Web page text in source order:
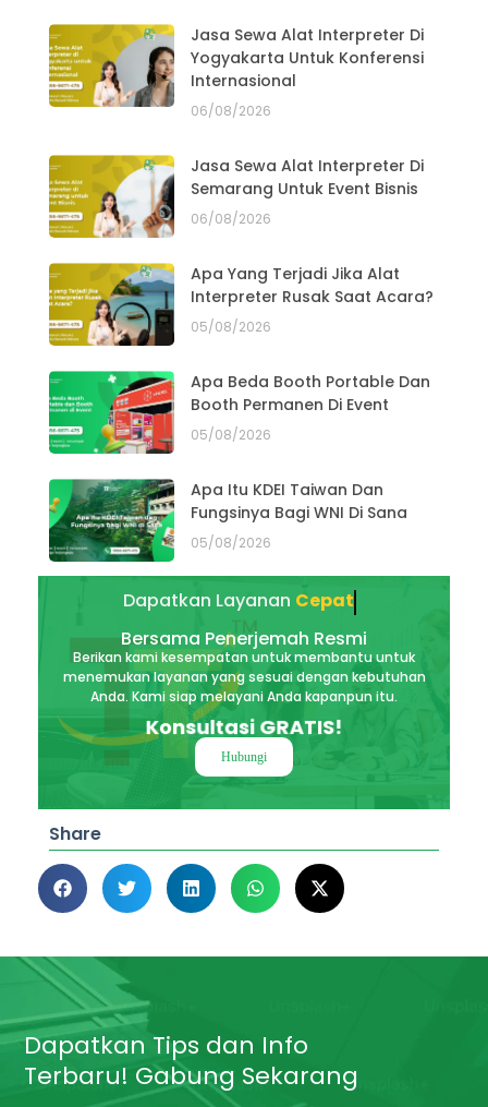
Jasa Sewa Alat Interpreter Di
Yogyakarta Untuk Konferensi
Internasional
06/08/2026
Jasa Sewa Alat Interpreter Di
Semarang Untuk Event Bisnis
06/08/2026
Apa Yang Terjadi Jika Alat
Interpreter Rusak Saat Acara?
05/08/2026
Apa Beda Booth Portable Dan
Booth Permanen Di Event
05/08/2026
Apa Itu KDEI Taiwan Dan
Fungsinya Bagi WNI Di Sana
05/08/2026
Dapatkan LayananCepat
Bersama Penerjemah Resmi
Berikan kami kesempatan untuk membantu untuk
menemukan layanan yang sesuai dengan kebutuhan
Anda. Kami siap melayani Anda kapanpun itu.
Konsultasi GRATIS!
Hubungi
Share
Dapatkan Tips dan Info
Terbaru! Gabung Sekarang